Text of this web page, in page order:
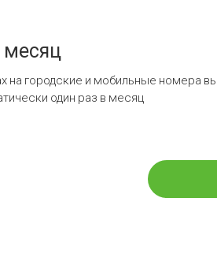
месяц
на городские и мобильные номера
один раз в месяц